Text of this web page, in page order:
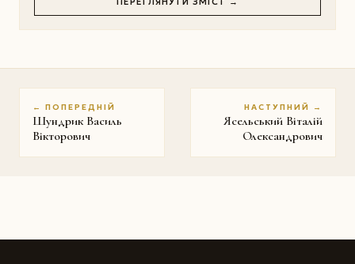
← ПОПЕРЕДНІЙ
Шундрик Василь
Вікторович
НАСТУПНИЙ →
Ясельський Віталій
Олександрович